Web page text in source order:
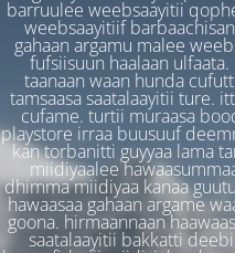
barruulee weebsaayitii
weebsaayitiif
gahaan argamu malee
fufsiisuun haalaan
taanaan waan hunda
tamsaasa saatalaayitii ture.
cufame. turtii muraasa
playstore irraa buusuuf
kan torbanitti guyyaa lama
miidiyaalee
dhimma miidiyaa kanaa
hawaasaa gahaan argame
goona. hirmaannaan
saatalaayitii bakkatti